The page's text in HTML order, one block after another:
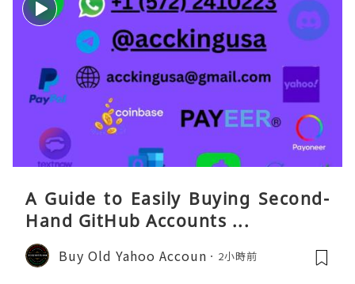
A Guide to Easily Buying Second-
Hand GitHub Accounts ...
Buy Old Yahoo Accoun 2小時前